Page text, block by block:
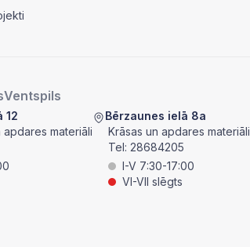
Ventspils
12
apdares materiāli
Bērzaunes ielā 8a
Krāsas un apdares materiāli
Tel: 28684205
I-V 7:30-17:00
VI-VII slēgts